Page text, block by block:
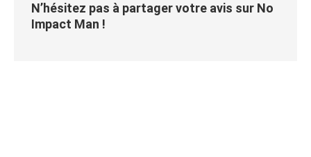
N’hésitez pas à partager votre avis sur No
Impact Man !